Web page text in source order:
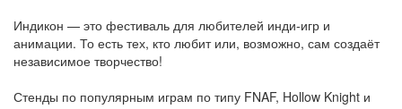
Индикон — это фестиваль для любителей инди-игр и
анимации. То есть тех, кто любит или, возможно, сам создаёт
независимое творчество!
Стенды по популярным играм по типу FNAF, Hollow Knight и